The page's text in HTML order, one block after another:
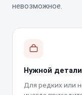
невозможное.
Нужной
Для редких или